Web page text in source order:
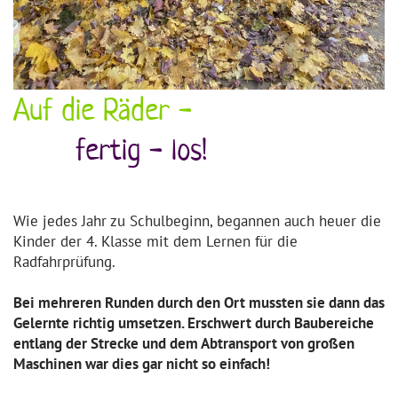
Auf die Räder -
fertig - los!
Wie jedes Jahr zu Schulbeginn, begannen auch heuer die
Kinder der 4. Klasse mit dem Lernen für die
Radfahrprüfung.
Bei mehreren Runden durch den Ort mussten sie dann das
Gelernte richtig umsetzen. Erschwert durch Baubereiche
entlang der Strecke und dem Abtransport von großen
Maschinen war dies gar nicht so einfach!